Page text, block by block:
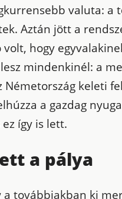
valuta: a
Aztán jött a
hogy
mindenkinél: a
Németország keleti
a gazdag
így is lett.
a pálya
a továbbiakban ki